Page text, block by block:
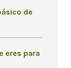
de
eres para